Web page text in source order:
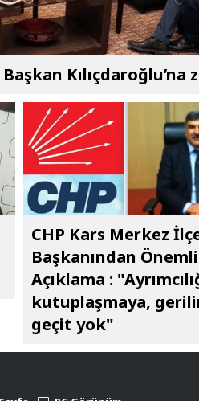
Kılıçdaroğlu’na
CHP Kars Merkez
Başkanından Önemli
Açıklama :
kutuplaşmaya,
geçit yok"